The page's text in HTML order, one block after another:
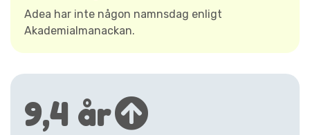
Adea har inte någon namnsdag enligt
Akademialmanackan.
9,4 år